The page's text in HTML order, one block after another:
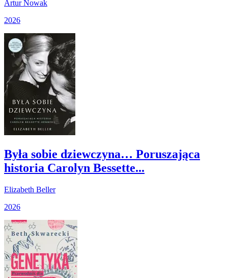
Artur Nowak
2026
Była sobie dziewczyna… Poruszająca
historia Carolyn Bessette...
Elizabeth Beller
2026